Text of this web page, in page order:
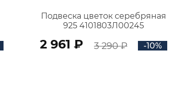
Подвеска цветок серебряная
925 4101803Л00245
2 961 ₽ 3 290 ₽ -10%